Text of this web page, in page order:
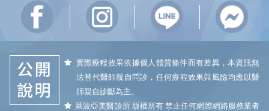
實際療程效果依據個人體質條件而有差異，本資訊無
法替代醫師親自問診，任何療程效果與風險均應以醫
師親自診斷為主。
萊波亞美醫診所 版權所有 禁止任何網際網路服務業者